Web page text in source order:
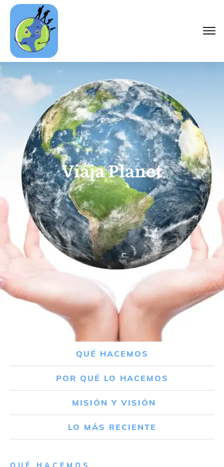
Viaja Planet
QUÉ HACEMOS
POR QUÉ LO HACEMOS
MISIÓN Y VISIÓN
LO MÁS RECIENTE